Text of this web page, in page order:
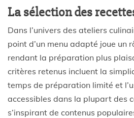
La sélection des
Dans l’univers des ateliers
point d’un menu adapté joue un
rendant la préparation plus
critères retenus incluent la
temps de préparation limité et
accessibles dans la plupart des
s’inspirant de contenus